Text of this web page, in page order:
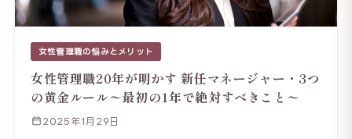
女性管理職の悩みとメリット
女性管理職20年が明かす 新任マネージャー・3つ
の黄金ルール〜最初の1年で絶対すべきこと〜
2025年1月29日